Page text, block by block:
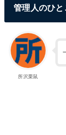
管理人のひと
所沢栗鼠